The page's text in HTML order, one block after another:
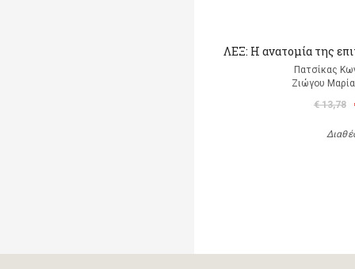
ΛΕΞ: Η ανατομία της
Πατσίκας
Ζιώγου
€ 13,78